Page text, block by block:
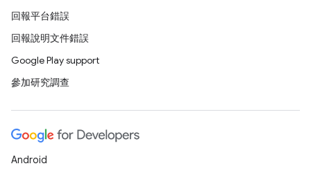
回報平台錯誤
回報說明文件錯誤
Google Play support
參加研究調查
Android